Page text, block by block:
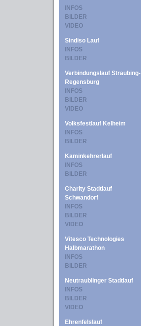
INFOS
BILDER
VIDEO
Sindiso Lauf
INFOS
BILDER
Verbindungslauf Straubing-
Regensburg
INFOS
BILDER
VIDEO
Volksfestlauf Kelheim
INFOS
BILDER
Kaminkehrerlauf
INFOS
BILDER
Charity Stadtlauf
Schwandorf
INFOS
BILDER
VIDEO
Vitesco Technologies
Halbmarathon
INFOS
BILDER
Neutraublinger Stadtlauf
INFOS
BILDER
VIDEO
Ehrenfelslauf